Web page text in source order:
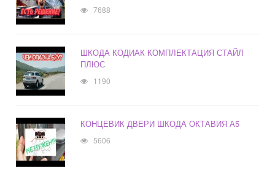
7688
ШКОДА КОДИАК КОМПЛЕКТАЦИЯ СТАЙЛ
ПЛЮС
1190
КОНЦЕВИК ДВЕРИ ШКОДА ОКТАВИЯ А5
5606